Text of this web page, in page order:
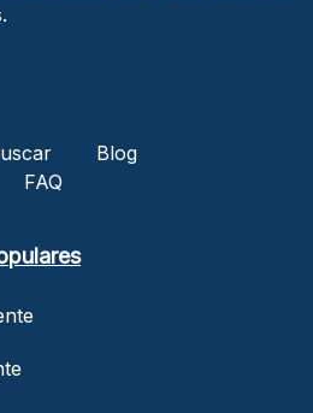
Blog
FAQ